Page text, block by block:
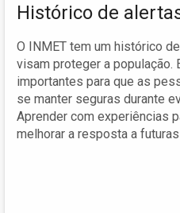
Histórico de
O INMET tem um histórico
visam proteger a população.
importantes para que as
se manter seguras durante
Aprender com experiências
melhorar a resposta a